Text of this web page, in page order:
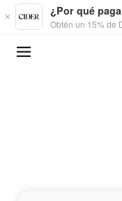
Skip to main content
¿Por qué
Obtén un 15% de